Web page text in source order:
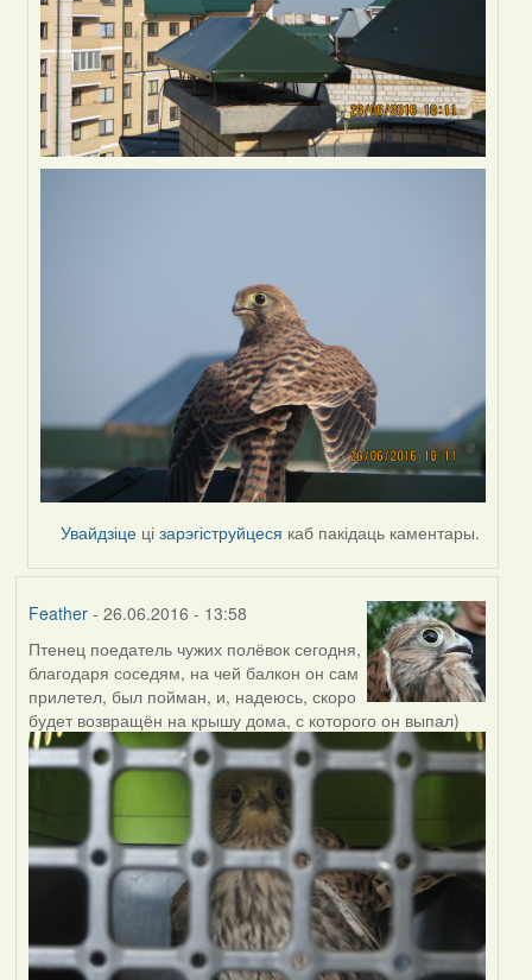
Увайдзіце цізарэгіструйцеся каб пакідаць каментары.
Feather- 26.06.2016 - 13:58
Птенец поедатель чужих полёвок сегодня,
благодаря соседям, на чей балкон он сам
прилетел, был пойман, и, надеюсь, скоро
будет возвращён на крышу дома, с которого он выпал)